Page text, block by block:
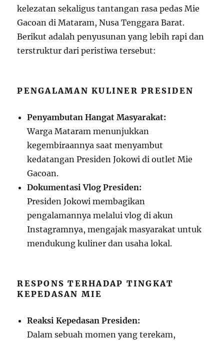
kelezatan sekaligus tantangan rasa pedas Mie
Gacoan di Mataram, Nusa Tenggara Barat.
Berikut adalah penyusunan yang lebih rapi dan
terstruktur dari peristiwa tersebut:
PENGALAMAN KULINER PRESIDEN
Penyambutan Hangat Masyarakat:
Warga Mataram menunjukkan
kegembiraannya saat menyambut
kedatangan Presiden Jokowi di outlet Mie
Gacoan.
Dokumentasi Vlog Presiden:
Presiden Jokowi membagikan
pengalamannya melalui vlog di akun
Instagramnya, mengajak masyarakat untuk
mendukung kuliner dan usaha lokal.
RESPONS TERHADAP TINGKAT
KEPEDASAN MIE
Reaksi Kepedasan Presiden:
Dalam sebuah momen yang terekam,